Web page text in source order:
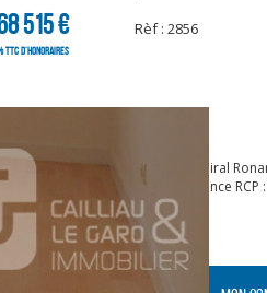
515 €
TTC d'honoraires
Rèf : 2856
Adresse siège social : 36 rue Amiral
Capital social : 500 000 | Assurance